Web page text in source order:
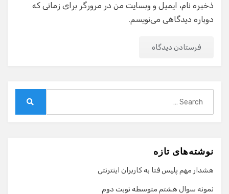
ذخیره نام، ایمیل و وبسایت من در مرورگر برای زمانی که
دوباره دیدگاهی می‌نویسم.
نوشته‌های تازه
هشدار مهم پلیس فتا به کاربران اینترنتی
نمونه سوال هشتم متوسطه نوبت دوم